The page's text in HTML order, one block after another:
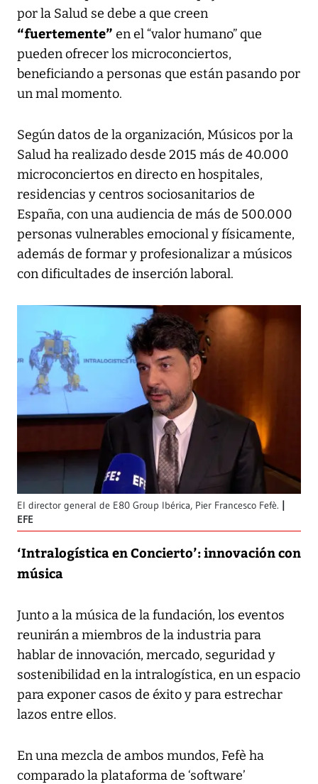
por la Salud se debe a que creen
“fuertemente” en el “valor humano” que
pueden ofrecer los microconciertos,
beneficiando a personas que están pasando por
un mal momento.
Según datos de la organización, Músicos por la
Salud ha realizado desde 2015 más de 40.000
microconciertos en directo en hospitales,
residencias y centros sociosanitarios de
España, con una audiencia de más de 500.000
personas vulnerables emocional y físicamente,
además de formar y profesionalizar a músicos
con dificultades de inserción laboral.
El director general de E80 Group Ibérica, Pier Francesco Fefè.
EFE
‘Intralogística en Concierto’: innovación con
música
Junto a la música de la fundación, los eventos
reunirán a miembros de la industria para
hablar de innovación, mercado, seguridad y
sostenibilidad en la intralogística, en un espacio
para exponer casos de éxito y para estrechar
lazos entre ellos.
En una mezcla de ambos mundos, Fefè ha
comparado la plataforma de ‘software’